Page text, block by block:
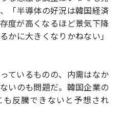
「半導体の好況は韓国経済
度が高くなるほど景気下降
かに大きくなりかねない」
ているものの、内需はなか
いのも問題だ。韓国企業の
反騰できないと予想され